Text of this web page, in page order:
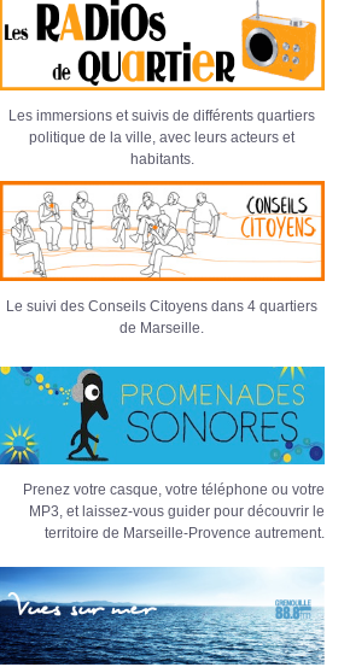
Les immersions et suivis de différents quartiers
politique de la ville, avec leurs acteurs et
habitants.
Le suivi des Conseils Citoyens dans 4 quartiers
de Marseille.
Prenez votre casque, votre téléphone ou votre
MP3, et laissez-vous guider pour découvrir le
territoire de Marseille-Provence autrement.